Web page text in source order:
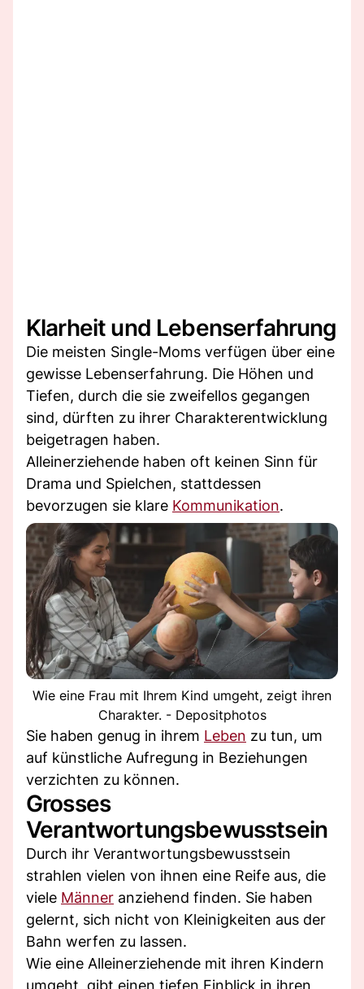
Klarheit und Lebenserfahrung
Die meisten Single-Moms verfügen über eine
gewisse Lebenserfahrung. Die Höhen und
Tiefen, durch die sie zweifellos gegangen
sind, dürften zu ihrer Charakterentwicklung
beigetragen haben.
Alleinerziehende haben oft keinen Sinn für
Drama und Spielchen, stattdessen
bevorzugen sie klare Kommunikation.
Wie eine Frau mit Ihrem Kind umgeht, zeigt ihren
Charakter. - Depositphotos
Sie haben genug in ihrem Leben zu tun, um
auf künstliche Aufregung in Beziehungen
verzichten zu können.
Grosses
Verantwortungsbewusstsein
Durch ihr Verantwortungsbewusstsein
strahlen vielen von ihnen eine Reife aus, die
viele Männer anziehend finden. Sie haben
gelernt, sich nicht von Kleinigkeiten aus der
Bahn werfen zu lassen.
Wie eine Alleinerziehende mit ihren Kindern
umgeht, gibt einen tiefen Einblick in ihren